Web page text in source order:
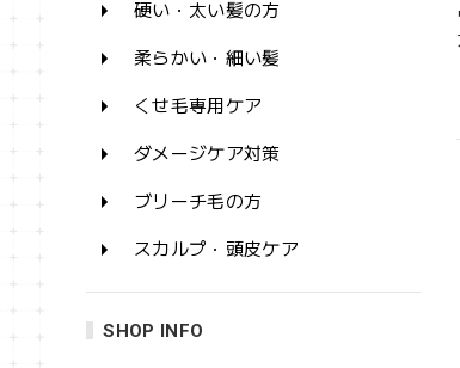
硬い・太い髪の方
柔らかい・細い髪
くせ毛専用ケア
ダメージケア対策
ブリーチ毛の方
スカルプ・頭皮ケア
SHOP INFO